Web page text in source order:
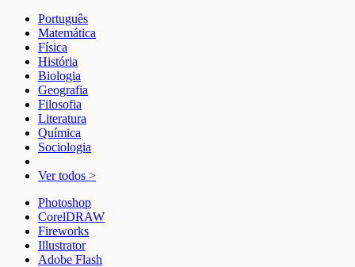
Português
Matemática
Física
História
Biologia
Geografia
Filosofia
Literatura
Química
Sociologia
Ver todos >
Photoshop
CorelDRAW
Fireworks
Illustrator
Adobe Flash